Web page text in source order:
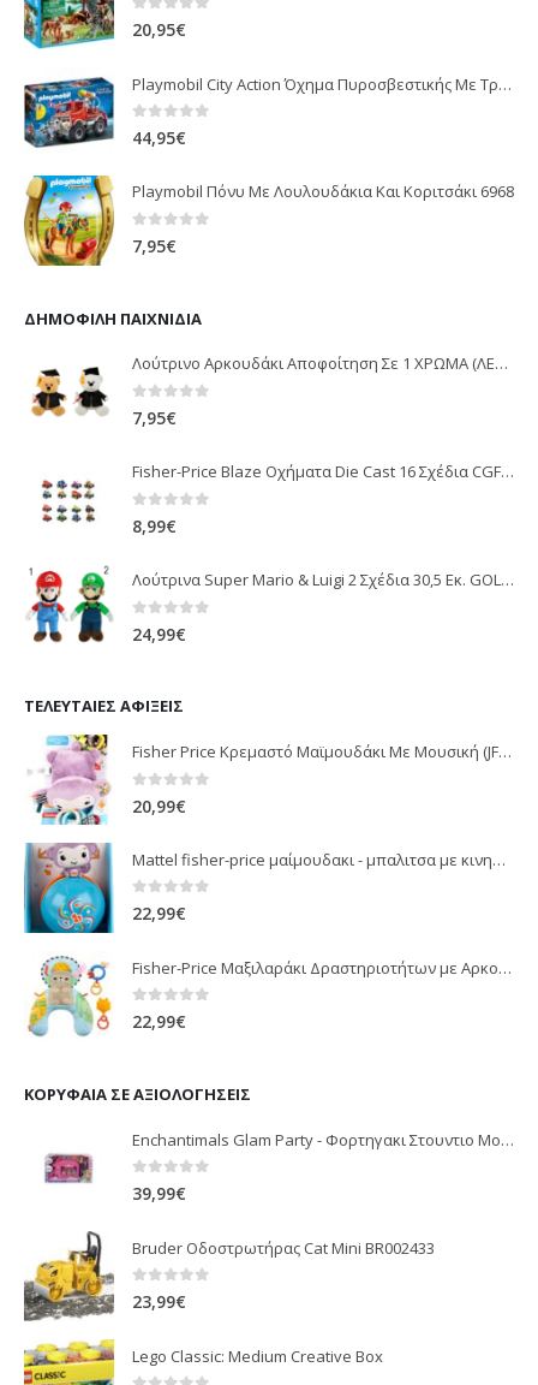
0 out of 5
20,95€
Playmobil City Action Όχημα Πυροσβεστικής Με Τροχαλία Ρυμούλκησης 9466
0 out of 5
44,95€
Playmobil Πόνυ Με Λουλουδάκια Και Κοριτσάκι 6968
0out of 5
7,95€
ΔΗΜΟΦΙΛΉ ΠΑΙΧΝΊΔΙΑ
Λούτρινο Αρκουδάκι Αποφοίτηση Σε 1 ΧΡΩΜΑ (ΛΕΥΚΟ)25Εκ 1850
0out of 5
7,95€
Fisher-Price Blaze Οχήματα Die Cast 16 Σχέδια CGF20
0 out of 5
8,99€
Λούτρινα Super Mario & Luigi 2 Σχέδια 30,5 Εκ. GOL13769
24,99€
ΤΕΛΕΥΤΑΊΕΣ ΑΦΊΞΕΙΣ
Fisher Price Κρεμαστό Μαϊμουδάκι Με Μουσική (JFF02)
20,99€
Mattel fisher-price μαίμουδακι - μπαλιτσα με κινηση JLB95
0 out of 5
22,99€
Fisher-Price Μαξιλαράκι Δραστηριοτήτων με Αρκουδάκι (JHB44)
0 out of 5
22,99€
ΚΟΡΥΦΑΊΑ ΣΕ ΑΞΙΟΛΟΓΉΣΕΙΣ
Enchantimals Glam Party - Φορτηγακι Στουντιο Μοδας (HPB34)
0 out of 5
39,99€
Bruder Οδοστρωτήρας Cat Mini BR002433
0out of 5
23,99€
Lego Classic: Medium Creative Box